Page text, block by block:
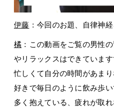
伊藤 ：今回のお題、自律神
橘 ：この動画をご覧の男性
やリラックスはできていま
忙しくて自分の時間があま
好きで毎日のように飲み歩
多く抱えている、疲れが取